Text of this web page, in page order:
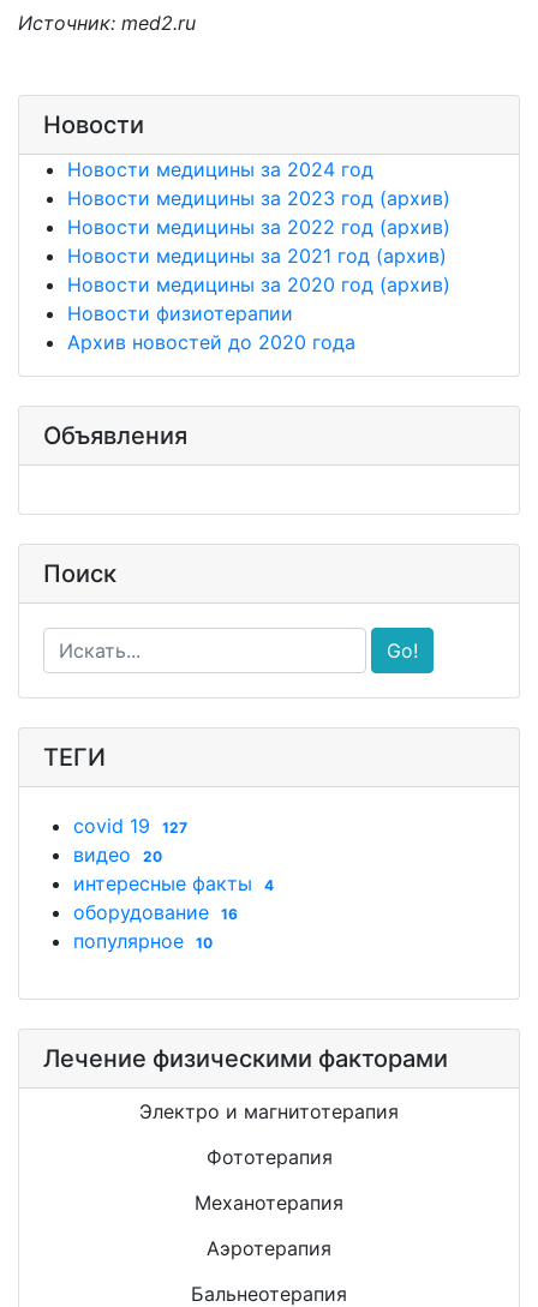
Источник: med2.ru
Новости
Новости медицины за 2024 год
Новости медицины за 2023 год (архив)
Новости медицины за 2022 год (архив)
Новости медицины за 2021 год (архив)
Новости медицины за 2020 год (архив)
Новости физиотерапии
Архив новостей до 2020 года
Объявления
Поиск
Go!
ТЕГИ
covid 19 127
видео 20
интересные факты 4
оборудование 16
популярное 10
Лечение физическими факторами
Электро и магнитотерапия
Фототерапия
Механотерапия
Аэротерапия
Бальнеотерапия